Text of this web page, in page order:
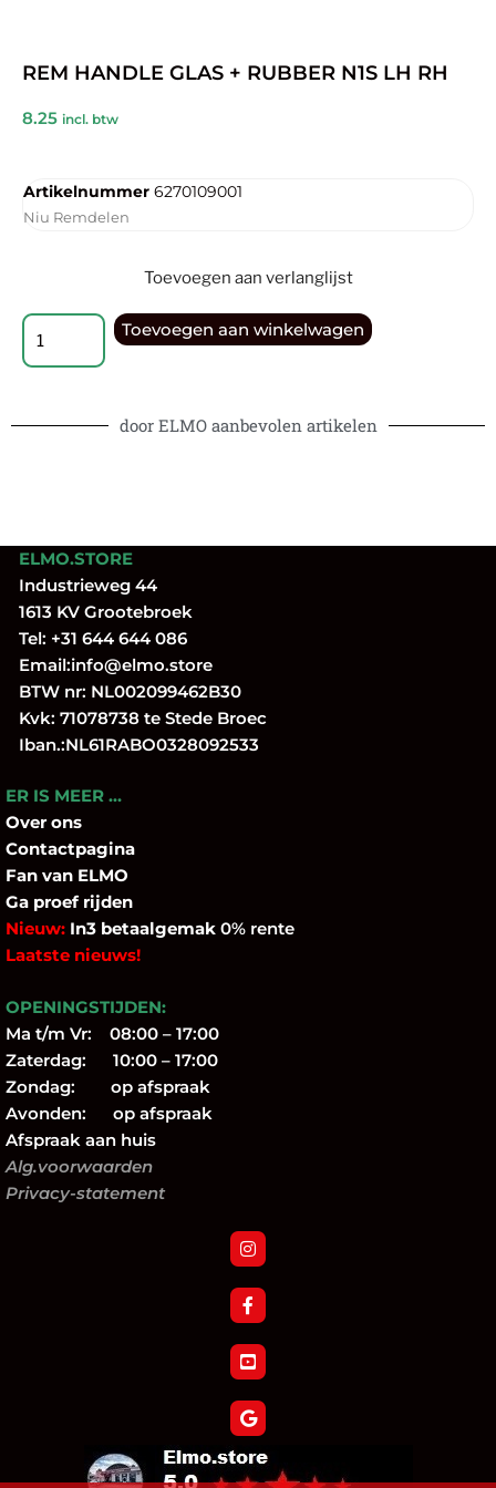
REM HANDLE GLAS + RUBBER N1S LH RH
8.25 incl. btw
Artikelnummer 6270109001
Niu Remdelen
Toevoegen aan verlanglijst
Toevoegen aan winkelwagen
door ELMO aanbevolen artikelen
ELMO.STORE
Industrieweg 44
1613 KV Grootebroek
Tel: +31 644 644 086
Email:info@elmo.store
BTW nr: NL002099462B30
Kvk: 71078738 te Stede Broec
Iban.:NL61RABO0328092533
ER IS MEER …
Over ons
Contactpagina
Fan van ELMO
Ga proef rijden
Nieuw: In3 betaalgemak 0% rente
Laatste nieuws!
OPENINGSTIJDEN:
Ma t/m Vr: 08:00 – 17:00
Zaterdag: 10:00 – 17:00
Zondag: op afspraak
Avonden: op afspraak
Afspraak aan huis
Alg.voorwaarden
Privacy-statement